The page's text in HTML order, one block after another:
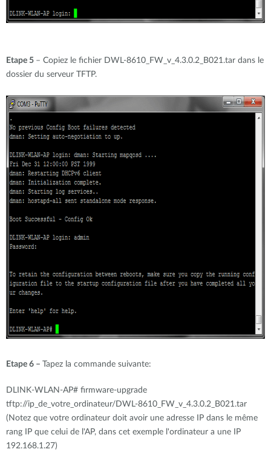
Etape 5 – Copiez le fichier DWL-8610_FW_v_4.3.0.2_B021.tar dans le
dossier du serveur TFTP.
Etape 6 – Tapez la commande suivante:
DLINK-WLAN-AP# firmware-upgrade
tftp://ip_de_votre_ordinateur/DWL-8610_FW_v_4.3.0.2_B021.tar
(Notez que votre ordinateur doit avoir une adresse IP dans le même
rang IP que celui de l'AP, dans cet exemple l'ordinateur a une IP
192.168.1.27)